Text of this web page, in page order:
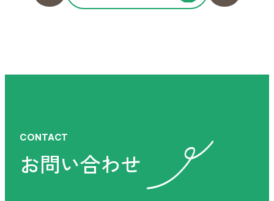
お気軽に
フォームからお問い合わせ
CONTACT
お問い合わせ